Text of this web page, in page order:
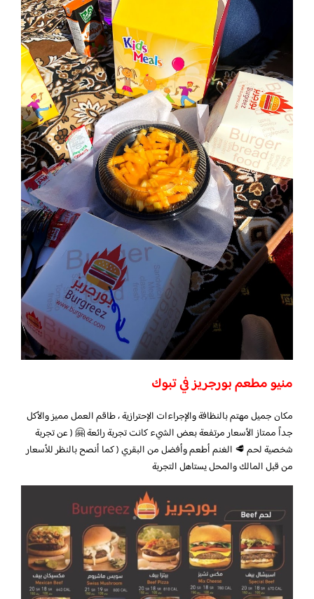
منيو مطعم بورجريز في تبوك
مكان جميل مهتم بالنظافة والإجراءات الإحترازية ، طاقم العمل مميز والأكل
جداً ممتاز الأسعار مرتفعة بعض الشيء كانت تجربة رائعة 🤗 ( عن تجربة
شخصية لحم 🥩 الغنم أطعم وأفضل من البقري ( كما أنصح بالنظر للأسعار
من قبل المالك والمحل يستاهل التجربة